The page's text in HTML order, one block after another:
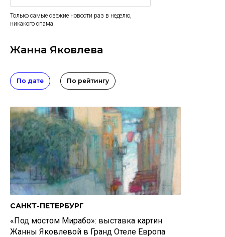
Только самые свежие новости раз в неделю,
никакого спама
Жанна Яковлева
По дате По рейтингу
САНКТ-ПЕТЕРБУРГ
«Под мостом Мирабо»: выставка картин
Жанны Яковлевой в Гранд Отеле Европа